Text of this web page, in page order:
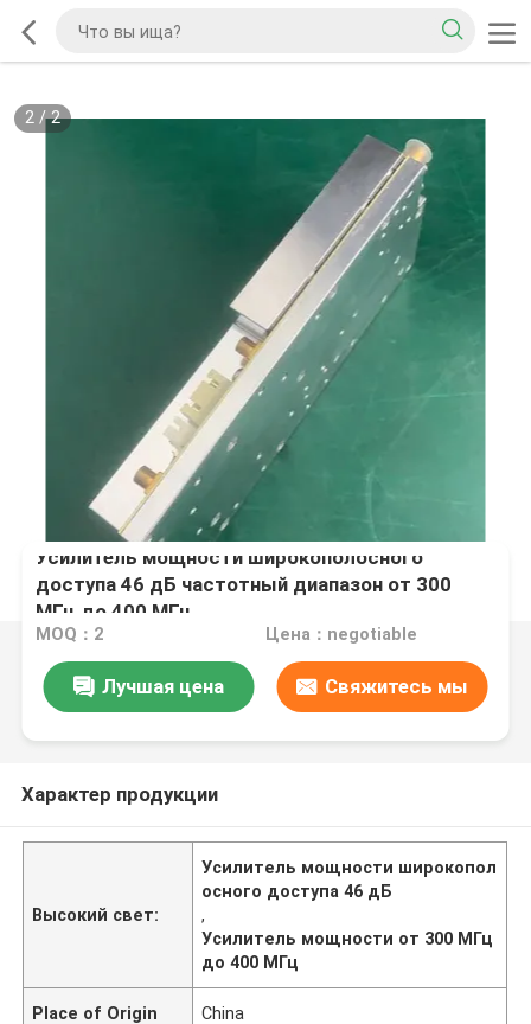
2/2
Усилитель мощности широкополосного
доступа 46 дБ частотный диапазон от 300
МГц до 400 МГц
MOQ：2 Цена：negotiable
Лучшая цена Свяжитесь мы
Характер продукции
Высокий свет:
Усилитель мощности широкопол
осного доступа 46 дБ
,
Усилитель мощности от 300 МГц
до 400 МГц
Place of Origin China